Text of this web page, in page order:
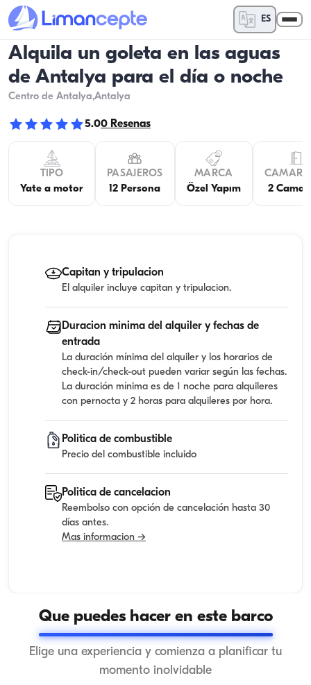
ES
Alquila un goleta en las aguas
de Antalya para el día o noche
Centro de Antalya,Antalya
5.00 Resenas
TIPO
Yate a motor
PASAJEROS
12 Persona
MARCA
Özel Yapım
2
Capitan y tripulacion
El alquiler incluye capitan y tripulacion.
Duracion minima del alquiler y fechas de
entrada
La duración mínima del alquiler y los horarios de
check-in/check-out pueden variar según las fechas.
La duración mínima es de 1 noche para alquileres
con pernocta y 2 horas para alquileres por hora.
Politica de combustible
Precio del combustible incluido
Politica de cancelacion
Reembolso con opción de cancelación hasta 30
días antes.
Mas informacion →
Que puedes hacer en este barco
Elige una experiencia y comienza a planificar tu
momento inolvidable